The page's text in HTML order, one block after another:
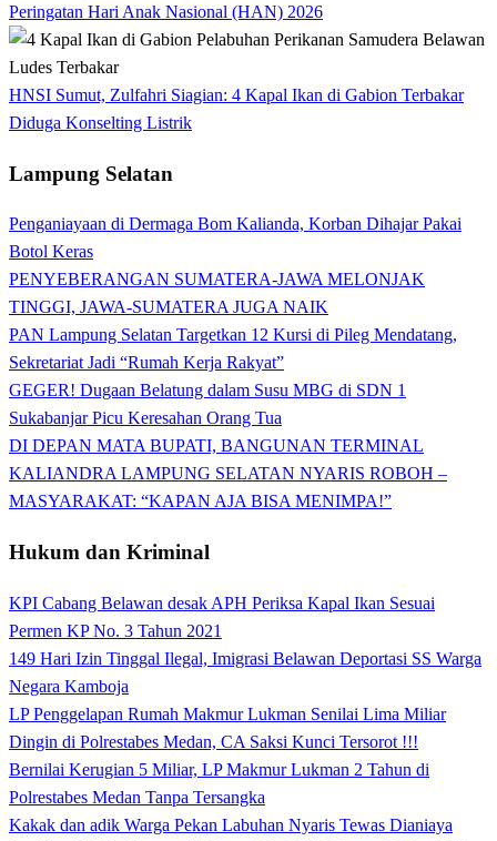
Peringatan Hari Anak Nasional (HAN) 2026
HNSI Sumut, Zulfahri Siagian: 4 Kapal Ikan di Gabion Terbakar
Diduga Konselting Listrik
Lampung Selatan
Penganiayaan di Dermaga Bom Kalianda, Korban Dihajar Pakai
Botol Keras
PENYEBERANGAN SUMATERA-JAWA MELONJAK
TINGGI, JAWA-SUMATERA JUGA NAIK
PAN Lampung Selatan Targetkan 12 Kursi di Pileg Mendatang,
Sekretariat Jadi “Rumah Kerja Rakyat”
GEGER! Dugaan Belatung dalam Susu MBG di SDN 1
Sukabanjar Picu Keresahan Orang Tua
DI DEPAN MATA BUPATI, BANGUNAN TERMINAL
KALIANDRA LAMPUNG SELATAN NYARIS ROBOH –
MASYARAKAT: “KAPAN AJA BISA MENIMPA!”
Hukum dan Kriminal
KPI Cabang Belawan desak APH Periksa Kapal Ikan Sesuai
Permen KP No. 3 Tahun 2021
149 Hari Izin Tinggal Ilegal, Imigrasi Belawan Deportasi SS Warga
Negara Kamboja
LP Penggelapan Rumah Makmur Lukman Senilai Lima Miliar
Dingin di Polrestabes Medan, CA Saksi Kunci Tersorot !!!
Bernilai Kerugian 5 Miliar, LP Makmur Lukman 2 Tahun di
Polrestabes Medan Tanpa Tersangka
Kakak dan adik Warga Pekan Labuhan Nyaris Tewas Dianiaya